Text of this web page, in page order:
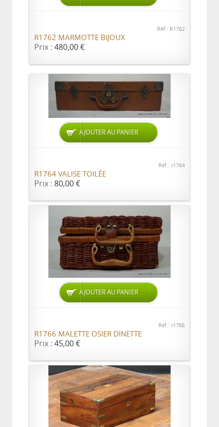
Réf.: R1762
R1762 MARMOTTE BIJOUX
Prix : 480,00 €
AJOUTER AU PANIER
Réf.: r1764
R1764 VALISE TOILÉE
Prix : 80,00 €
AJOUTER AU PANIER
Réf.: r1766
R1766 MALETTE OSIER DINETTE
Prix : 45,00 €